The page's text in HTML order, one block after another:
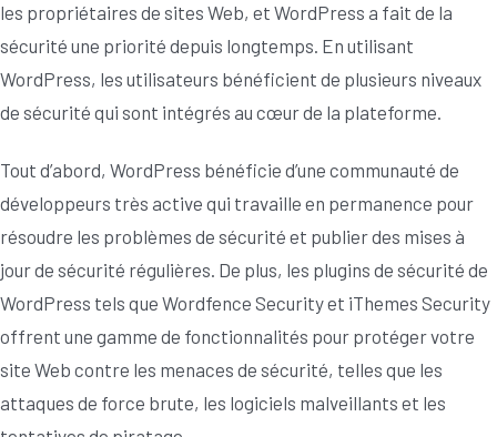
les propriétaires de sites Web, et WordPress a fait de la
sécurité une priorité depuis longtemps. En utilisant
WordPress, les utilisateurs bénéficient de plusieurs niveaux
de sécurité qui sont intégrés au cœur de la plateforme.
Tout d’abord, WordPress bénéficie d’une communauté de
développeurs très active qui travaille en permanence pour
résoudre les problèmes de sécurité et publier des mises à
jour de sécurité régulières. De plus, les plugins de sécurité de
WordPress tels que Wordfence Security et iThemes Security
offrent une gamme de fonctionnalités pour protéger votre
site Web contre les menaces de sécurité, telles que les
attaques de force brute, les logiciels malveillants et les